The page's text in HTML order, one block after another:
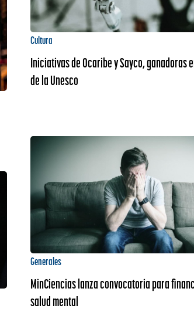
Cultura
Iniciativas de Ocaribe y Sayco, ganadoras
de la Unesco
Generales
MinCiencias lanza convocatoria para
salud mental